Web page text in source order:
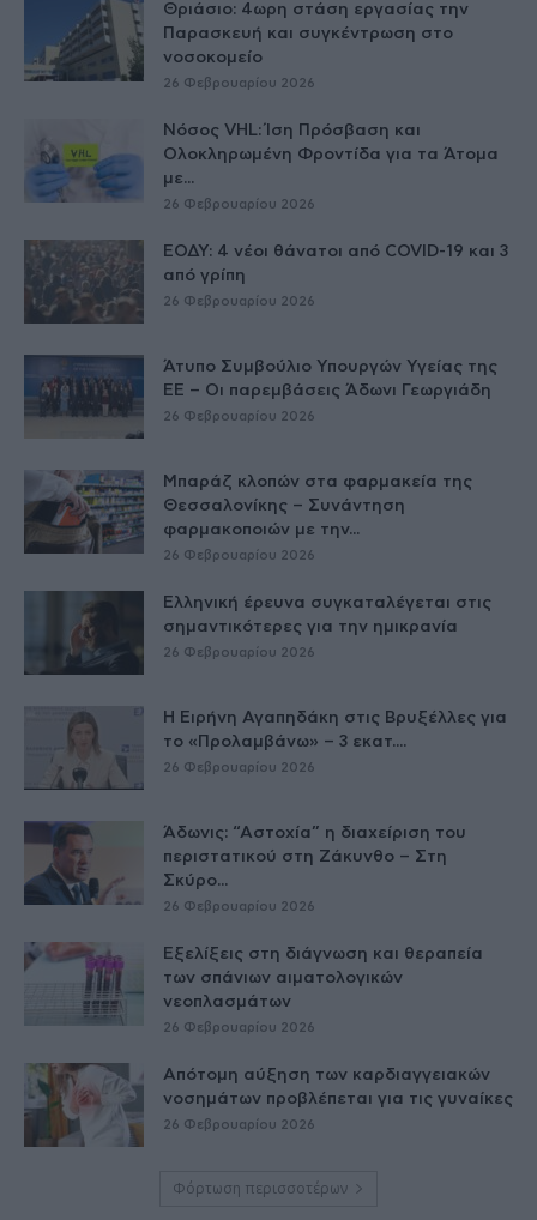
Θριάσιο: 4ωρη στάση εργασίας την
Παρασκευή και συγκέντρωση στο
νοσοκομείο
26 Φεβρουαρίου 2026
Νόσος VHL: Ίση Πρόσβαση και
Ολοκληρωμένη Φροντίδα για τα Άτομα
με...
26 Φεβρουαρίου 2026
ΕΟΔΥ: 4 νέοι θάνατοι από COVID-19 και 3
από γρίπη
26 Φεβρουαρίου 2026
Άτυπο Συμβούλιο Υπουργών Υγείας της
ΕE – Οι παρεμβάσεις Άδωνι Γεωργιάδη
26 Φεβρουαρίου 2026
Μπαράζ κλοπών στα φαρμακεία της
Θεσσαλονίκης – Συνάντηση
φαρμακοποιών με την...
26 Φεβρουαρίου 2026
Ελληνική έρευνα συγκαταλέγεται στις
σημαντικότερες για την ημικρανία
26 Φεβρουαρίου 2026
Η Ειρήνη Αγαπηδάκη στις Βρυξέλλες για
το «Προλαμβάνω» – 3 εκατ....
26 Φεβρουαρίου 2026
Άδωνις: “Αστοχία” η διαχείριση του
περιστατικού στη Ζάκυνθο – Στη
Σκύρο...
26 Φεβρουαρίου 2026
Εξελίξεις στη διάγνωση και θεραπεία
των σπάνιων αιματολογικών
νεοπλασμάτων
26 Φεβρουαρίου 2026
Απότομη αύξηση των καρδιαγγειακών
νοσημάτων προβλέπεται για τις γυναίκες
26 Φεβρουαρίου 2026
Φόρτωση περισσοτέρων